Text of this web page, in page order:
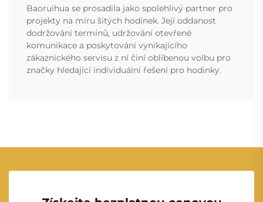
Baoruihua se prosadila jako spolehlivý partner pro
projekty na míru šitých hodinek. Její oddanost
dodržování termínů, udržování otevřené
komunikace a poskytování vynikajícího
zákaznického servisu z ní činí oblíbenou volbu pro
značky hledající individuální řešení pro hodinky.